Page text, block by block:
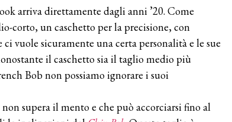
arriva direttamente dagli anni ’20. Come
corto, un caschetto per la precisione, con
vuole sicuramente una certa personalità e le sue
il caschetto sia il taglio medio più
Bob non possiamo ignorare i suoi
supera il mento e che può accorciarsi fino al